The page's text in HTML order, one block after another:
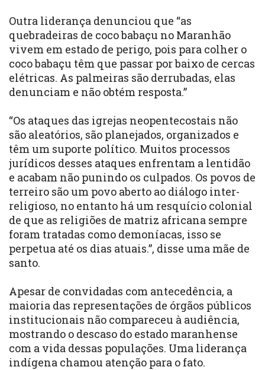
Outra liderança denunciou que “as
quebradeiras de coco babaçu no Maranhão
vivem em estado de perigo, pois para colher o
coco babaçu têm que passar por baixo de cercas
elétricas. As palmeiras são derrubadas, elas
denunciam e não obtém resposta.”
“Os ataques das igrejas neopentecostais não
são aleatórios, são planejados, organizados e
têm um suporte político. Muitos processos
jurídicos desses ataques enfrentam a lentidão
e acabam não punindo os culpados. Os povos de
terreiro são um povo aberto ao diálogo inter-
religioso, no entanto há um resquício colonial
de que as religiões de matriz africana sempre
foram tratadas como demoníacas, isso se
perpetua até os dias atuais.”, disse uma mãe de
santo.
Apesar de convidadas com antecedência, a
maioria das representações de órgãos públicos
institucionais não compareceu à audiência,
mostrando o descaso do estado maranhense
com a vida dessas populações. Uma liderança
indígena chamou atenção para o fato.